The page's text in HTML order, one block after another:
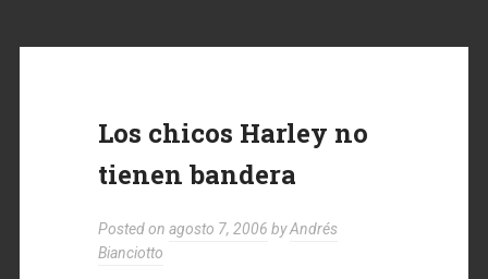
Los chicos Harley no
tienen bandera
Posted onagosto 7, 2006 byAndrés
Bianciotto